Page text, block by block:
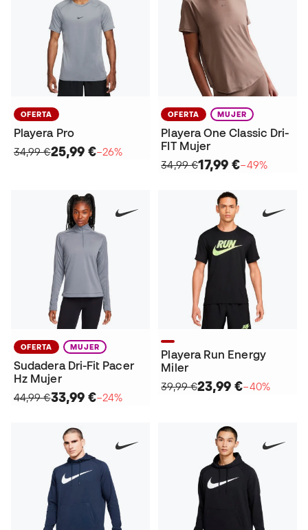
OFERTA
Playera Pro
34,99 €25,99 €−26%
OFERTA MUJER
Playera One Classic Dri-
FIT Mujer
34,99 €17,99 €−49%
OFERTA MUJER
Sudadera Dri-Fit Pacer
Hz Mujer
44,99 €33,99 €−24%
Playera Run Energy
Miler
39,99 €23,99 €−40%